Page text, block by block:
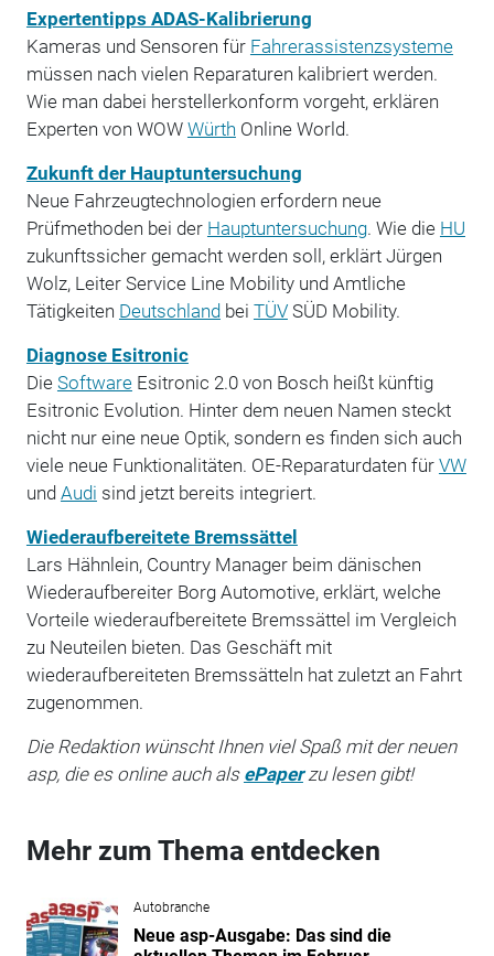
Expertentipps ADAS-Kalibrierung
Kameras und Sensoren für Fahrerassistenzsysteme
müssen nach vielen Reparaturen kalibriert werden.
Wie man dabei herstellerkonform vorgeht, erklären
Experten von WOW Würth Online World.
Zukunft der Hauptuntersuchung
Neue Fahrzeugtechnologien erfordern neue
Prüfmethoden bei der Hauptuntersuchung. Wie die HU
zukunftssicher gemacht werden soll, erklärt Jürgen
Wolz, Leiter Service Line Mobility und Amtliche
Tätigkeiten Deutschlandbei TÜVSÜD Mobility.
Diagnose Esitronic
Die SoftwareEsitronic 2.0 von Bosch heißt künftig
Esitronic Evolution. Hinter dem neuen Namen steckt
nicht nur eine neue Optik, sondern es finden sich auch
viele neue Funktionalitäten. OE-Reparaturdaten für VW
und Audi sind jetzt bereits integriert.
Wiederaufbereitete Bremssättel
Lars Hähnlein, Country Manager beim dänischen
Wiederaufbereiter Borg Automotive, erklärt, welche
Vorteile wiederaufbereitete Bremssättel im Vergleich
zu Neuteilen bieten. Das Geschäft mit
wiederaufbereiteten Bremssätteln hat zuletzt an Fahrt
zugenommen.
Die Redaktion wünscht Ihnen viel Spaß mit der neuen
asp, die es online auch als ePaperzu lesen gibt!
Mehr zum Thema entdecken
Autobranche
Neue asp-Ausgabe: Das sind die